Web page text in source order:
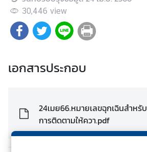
ง
ก
า
า
ร
ะ
เ
30,446 view
เอกสารประกอบ
24เมย66.หมายเลขฉุกเฉินสำหรับ
การติดตามให้ควา.pdf